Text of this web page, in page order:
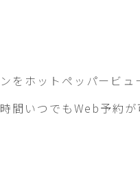
をホットペッパービュ
間いつでもWeb予約